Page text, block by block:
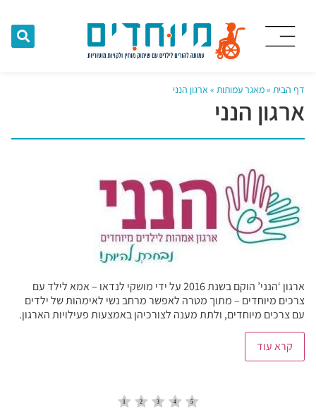
דף הבית »מאגר עמותות » ארגון הנני
ארגון הנני
ארגון ‘הנני’ הוקם בשנת 2016 על ידי מושקי לנדאו – אמא לילד עם
צרכים מיוחדים – מתוך מטרה לאפשר מרחב נשי לאימהות של ילדים
עם צרכים מיוחדים, ולתת מענה לצורכיהן באמצעות פעילויות הארגון.
קרא עוד